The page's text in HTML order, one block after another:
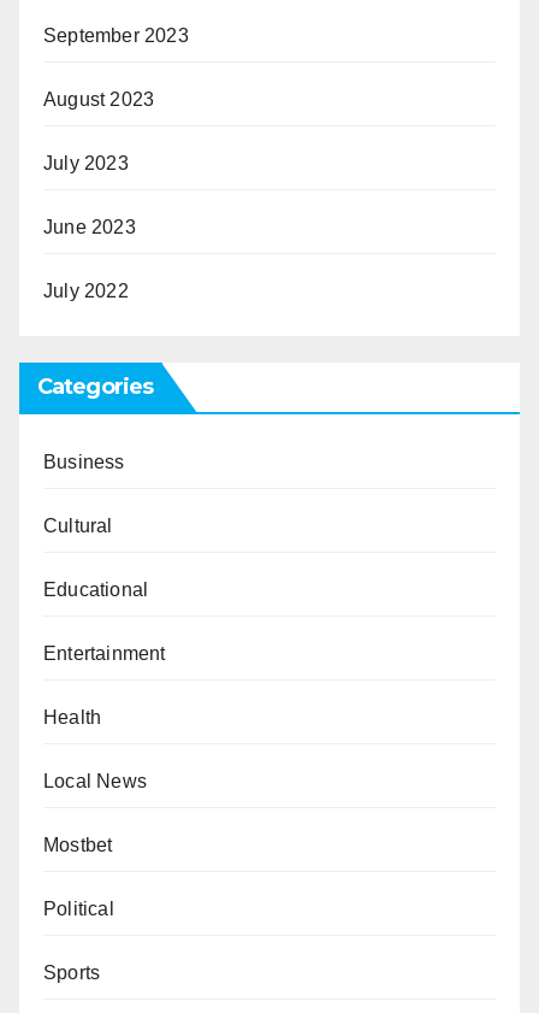
September 2023
August 2023
July 2023
June 2023
July 2022
Categories
Business
Cultural
Educational
Entertainment
Health
Local News
Mostbet
Political
Sports